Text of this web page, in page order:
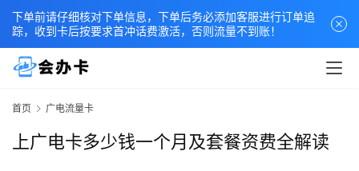
首页 广电流量卡
上广电卡多少钱一个月及套餐资费全解读
下单前请仔细核对下单信息，下单后务必添加客服进行订单追
踪，收到卡后按要求首冲话费激活，否则流量不到账！